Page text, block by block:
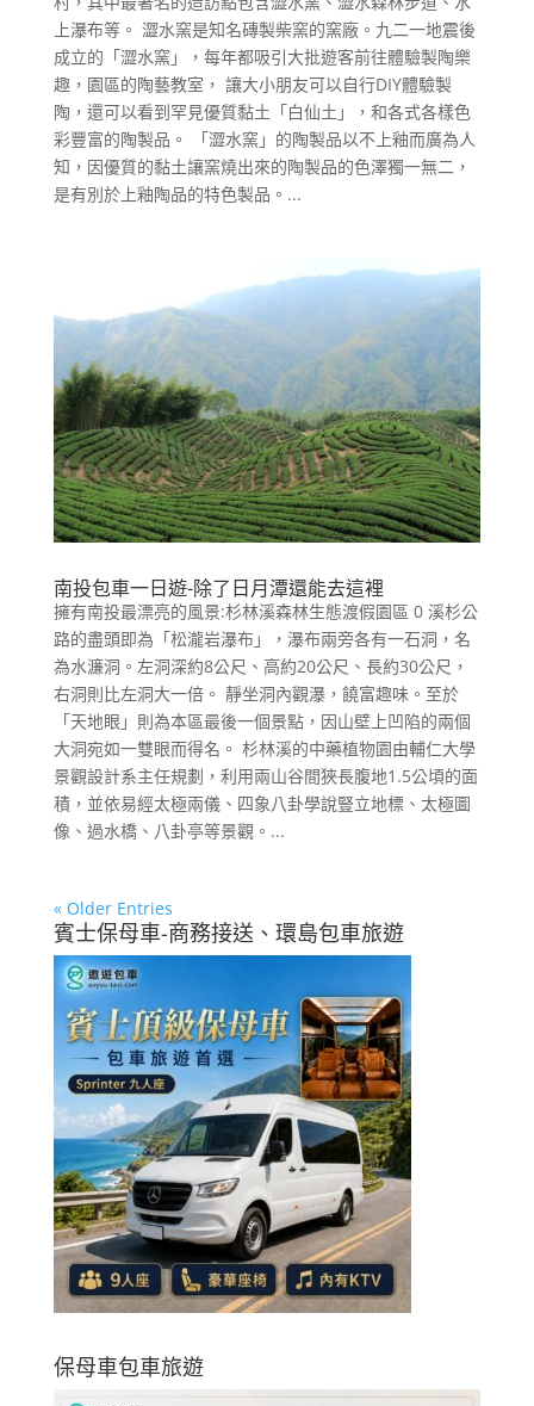
上瀑布等。 澀水窯是知名磚製柴窯的窯廠。九二一地震後
成立的「澀水窯」，每年都吸引大批遊客前往體驗製陶樂
趣，園區的陶藝教室， 讓大小朋友可以自行DIY體驗製
陶，還可以看到罕見優質黏土「白仙土」，和各式各樣色
彩豐富的陶製品。 「澀水窯」的陶製品以不上釉而廣為人
知，因優質的黏土讓窯燒出來的陶製品的色澤獨一無二，
是有別於上釉陶品的特色製品。...
南投包車一日遊-除了日月潭還能去這裡
擁有南投最漂亮的風景:杉林溪森林生態渡假園區 0 溪杉公
路的盡頭即為「松瀧岩瀑布」，瀑布兩旁各有一石洞，名
為水濂洞。左洞深約8公尺、高約20公尺、長約30公尺，
右洞則比左洞大一倍。 靜坐洞內觀瀑，饒富趣味。至於
「天地眼」則為本區最後一個景點，因山壁上凹陷的兩個
大洞宛如一雙眼而得名。 杉林溪的中藥植物園由輔仁大學
景觀設計系主任規劃，利用兩山谷間狹長腹地1.5公頃的面
積，並依易經太極兩儀、四象八卦學說豎立地標、太極圖
像、過水橋、八卦亭等景觀。...
« Older Entries
賓士保母車-商務接送、環島包車旅遊
保母車包車旅遊